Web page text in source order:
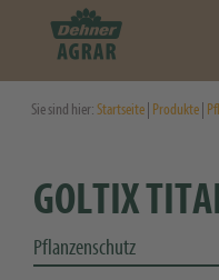
Sie sind hier:Startseite Produkte
GOLTIX
Pflanzenschutz